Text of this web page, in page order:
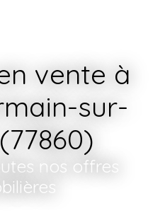
vente à
sur-
nos offres